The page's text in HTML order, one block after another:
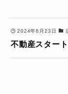
2024年6月23日
不動産スター